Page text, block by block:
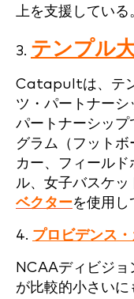
上を支援している
3. テンプル
Catapultは、テ
ツ・パートナー
パートナーシップ
グラム（フット
カー、フィール
ル、女子バスケッ
ベクターを使用し
4. プロビデンス
NCAAディビジョ
が比較的小さい